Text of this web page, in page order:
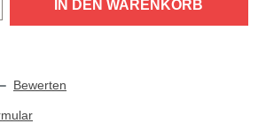
IN DEN WARENKORB
Bewerten